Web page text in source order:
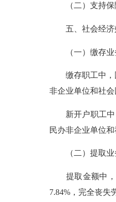
（二）支持保障
五、社会经济
（一）缴存业
缴存职工中，国
非企业单位和社会
新开户职工中，
民办非企业单位和
（二）提取业
提取金额中，购
7.84%，完全丧失